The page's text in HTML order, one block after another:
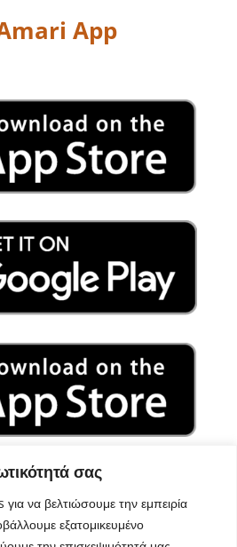
σας
να βελτιώσουμε την εμπειρία
εξατομικευμένο
App